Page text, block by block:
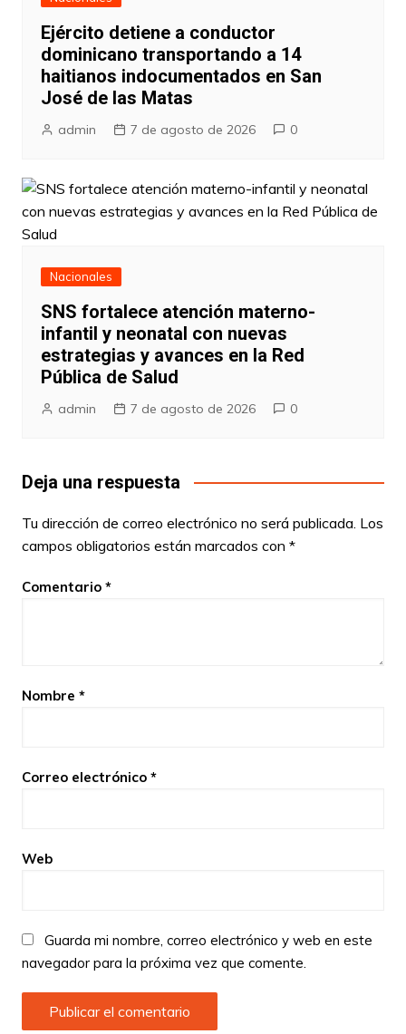
Ejército detiene a conductor
dominicano transportando a 14
haitianos indocumentados en San
José de las Matas
admin 7 de agosto de 2026 0
Nacionales
SNS fortalece atención materno-
infantil y neonatal con nuevas
estrategias y avances en la Red
Pública de Salud
admin 7 de agosto de 2026 0
Deja una respuesta
Tu dirección de correo electrónico no será publicada. Los
campos obligatorios están marcados con *
Comentario *
Nombre *
Correo electrónico *
Web
Guarda mi nombre, correo electrónico y web en este
navegador para la próxima vez que comente.